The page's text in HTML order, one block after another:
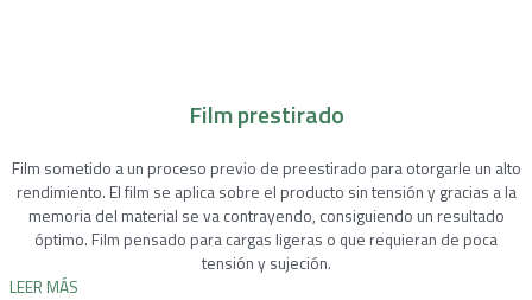
Film prestirado
Film sometido a un proceso previo de preestirado para otorgarle un alto
rendimiento. El film se aplica sobre el producto sin tensión y gracias a la
memoria del material se va contrayendo, consiguiendo un resultado
óptimo. Film pensado para cargas ligeras o que requieran de poca
tensión y sujeción.
LEER MÁS